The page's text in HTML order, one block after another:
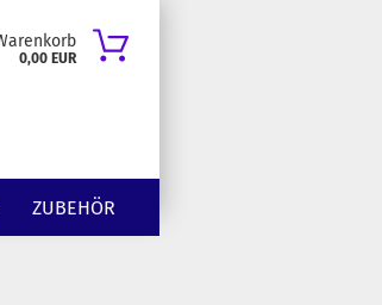
0,00 EUR
ZUBEHÖR